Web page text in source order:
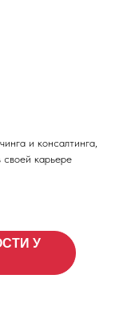
и консалтинга,
своей карьере
У